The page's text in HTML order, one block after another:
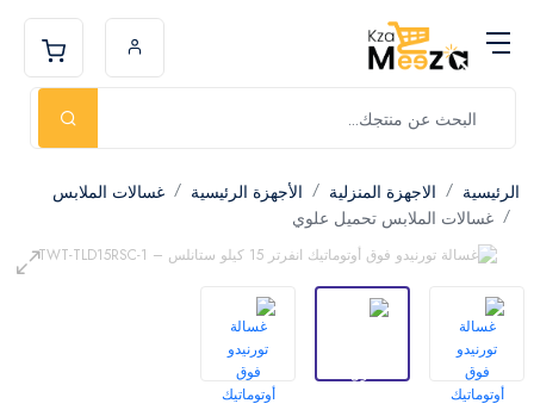
الرئيسية الاجهزة المنزلية الأجهزة الرئيسية
غسالات الملابس
غسالات الملابس تحميل علوي